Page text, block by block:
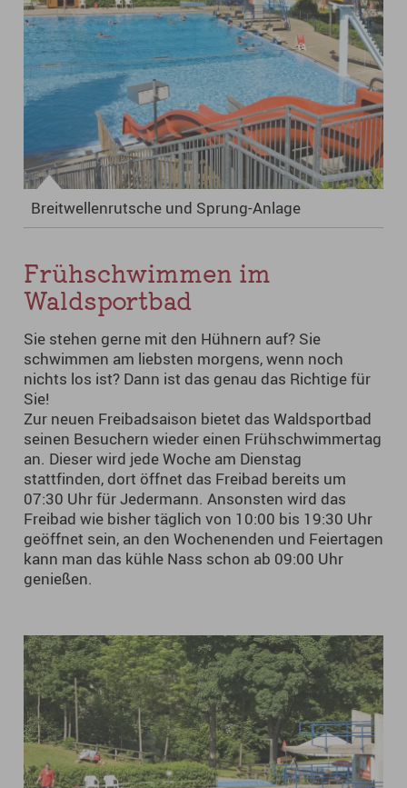
Breitwellenrutsche und Sprung-Anlage
Frühschwimmen im
Waldsportbad
Sie stehen gerne mit den Hühnern auf? Sie
schwimmen am liebsten morgens, wenn noch
nichts los ist? Dann ist das genau das Richtige für
Sie!
Zur neuen Freibadsaison bietet das Waldsportbad
seinen Besuchern wieder einen Frühschwimmertag
an. Dieser wird jede Woche am Dienstag
stattfinden, dort öffnet das Freibad bereits um
07:30 Uhr für Jedermann. Ansonsten wird das
Freibad wie bisher täglich von 10:00 bis 19:30 Uhr
geöffnet sein, an den Wochenenden und Feiertagen
kann man das kühle Nass schon ab 09:00 Uhr
genießen.